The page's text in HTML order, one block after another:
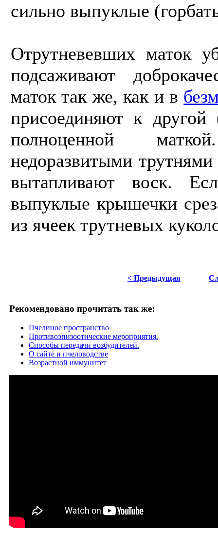
сильно выпуклые
Отрутневевших маток
подсаживают
маток так же, как и в
присоединяют к другой
полноценной
недоразвитыми
вы­тапливают воск.
выпуклые крышечки
из ячеек трутневых
< Предыдущая
Рекомендовано прочитать так же:
Пчелиное пространство
Противоэпизоотические мероприятия.
Способы передачи возбудителей.
О сайте и пчеловодстве
Возрастной иммунитет